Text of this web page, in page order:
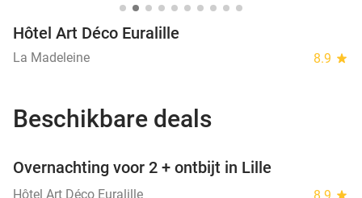
Hôtel Art Déco Euralille
La Madeleine 8.9 star
Beschikbare deals
Overnachting voor 2 + ontbijt in Lille
Hôtel Art Déco Euralille star